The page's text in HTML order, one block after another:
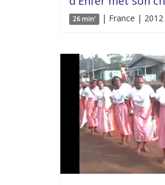
26 min' | France | 2012